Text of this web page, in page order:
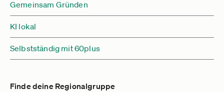
Gemeinsam Gründen
KI lokal
Selbstständig mit 60plus
Finde deine Regionalgruppe